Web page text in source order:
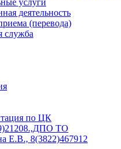
услуги
деятельность
(перевода)
служба
по ЦК
ТО
Е.В., 8(3822)467912